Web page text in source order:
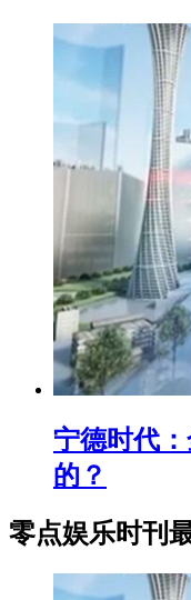
宁德时代
的？
零点娱乐时刊